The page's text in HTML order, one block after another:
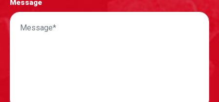
Message